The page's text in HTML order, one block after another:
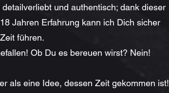
und authentisch; dank dieser
Jahren Erfahrung kann ich Dich sicher
führen.
Ob Du es bereuen wirst? Nein!
als eine Idee, dessen Zeit gekommen ist!